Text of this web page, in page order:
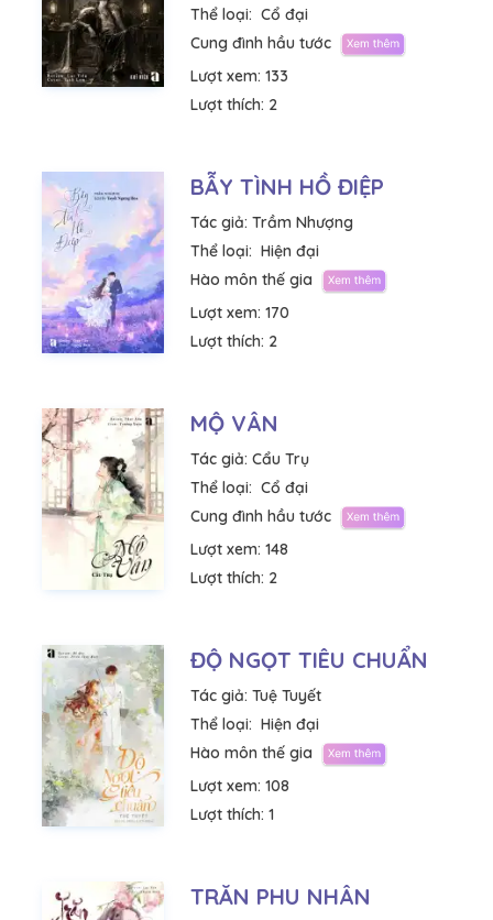
Thể loại: Cổ đại
Cung đình hầu tước
Lượt xem: 133
Lượt thích: 2
BẪY TÌNH HỒ ĐIỆP
Tác giả: Trầm Nhượng
Thể loại: Hiện đại
Hào môn thế gia
Lượt xem: 170
Lượt thích: 2
MỘ VÂN
Tác giả: Cẩu Trụ
Thể loại: Cổ đại
Cung đình hầu tước
Lượt xem: 148
Lượt thích: 2
ĐỘ NGỌT TIÊU CHUẨN
Tác giả: Tuệ Tuyết
Thể loại: Hiện đại
Hào môn thế gia
Lượt xem: 108
Lượt thích: 1
TRĂN PHU NHÂN